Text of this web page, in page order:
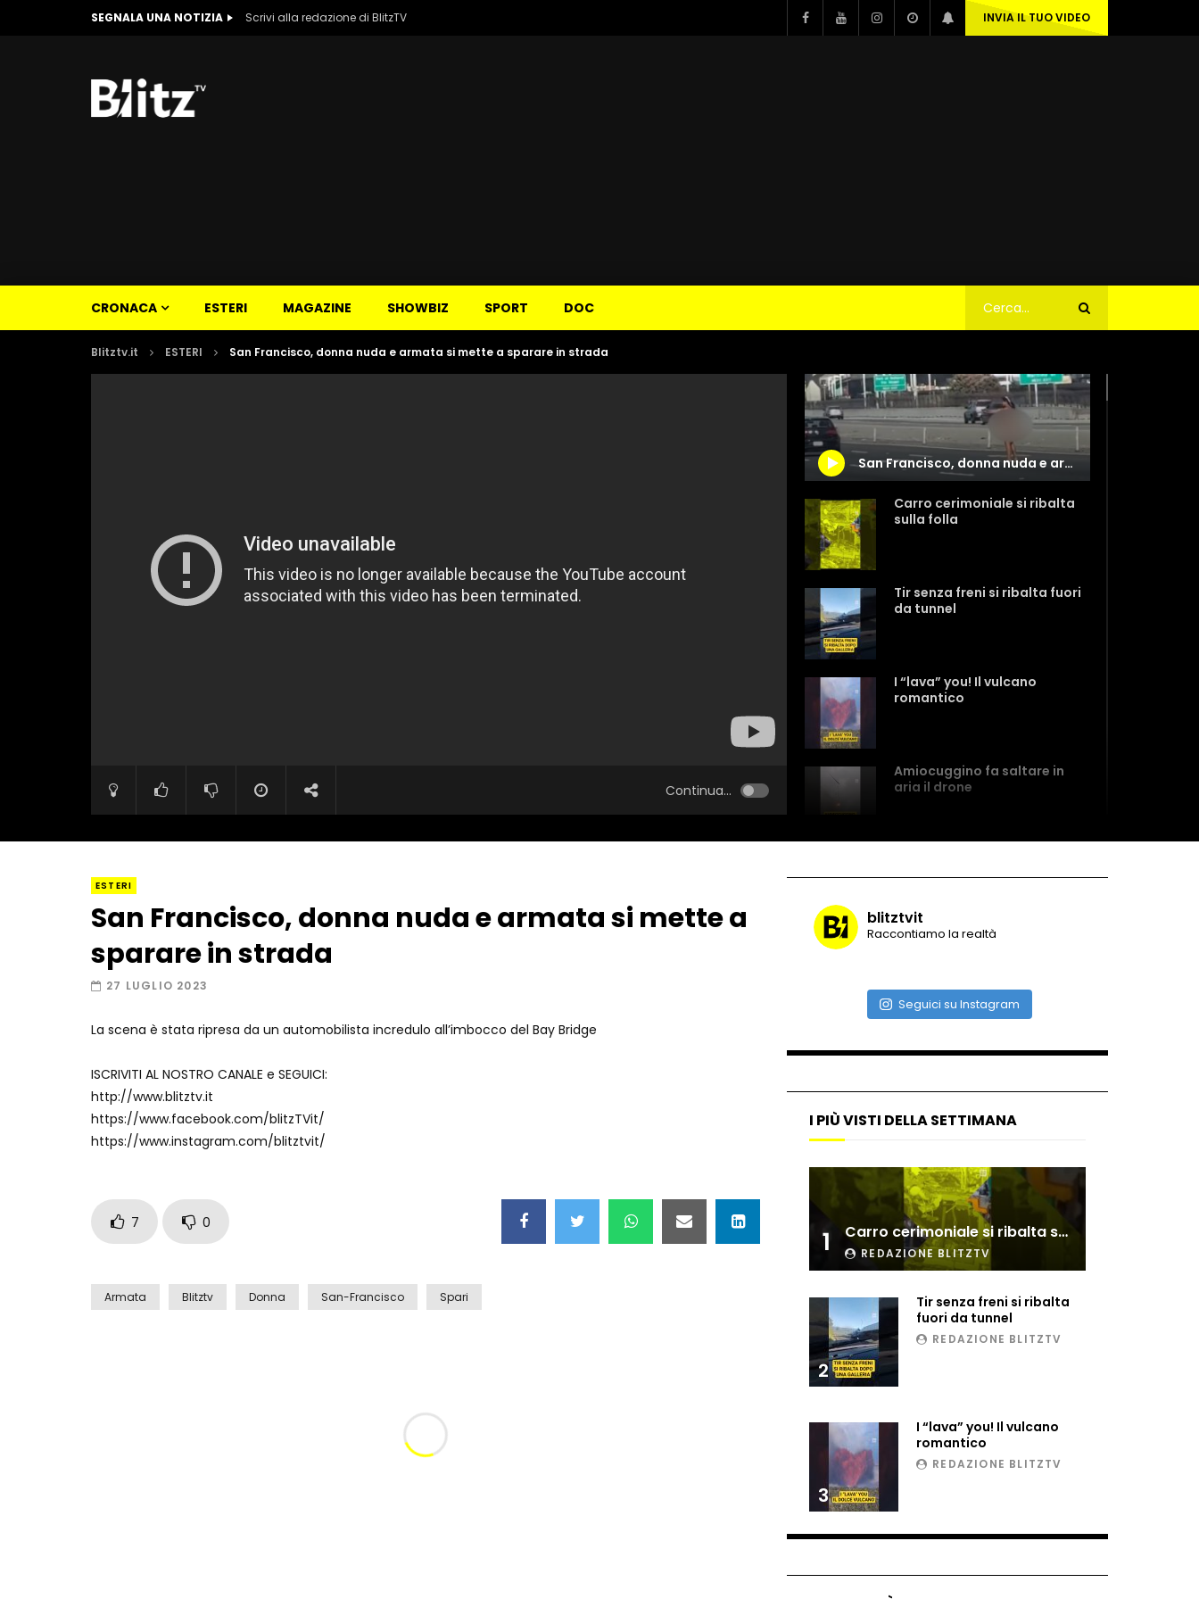
SEGNALA UNA NOTIZIA Scrivi alla redazione di BlitzTV INVIA IL TUO VIDEO
CRONACA ESTERI MAGAZINE SHOWBIZ SPORT DOC
Blitztv.it ESTERI San Francisco, donna nuda e armata si mette a sparare in strada
Continua...
San Francisco, donna nuda e armata si mette a sparare in strada
Carro cerimoniale si ribalta
sulla folla
Tir senza freni si ribalta fuori
da tunnel
I “lava” you! Il vulcano
romantico
Amiocuggino fa saltare in
aria il drone
dopo incidente
Nei casinò arriva il cambio
Esplode cabina elettrica
sotterranea
Grattacielo crolla per un
incendio
Ammiocuggino con la ruspa…
ESTERI
San Francisco, donna nuda e armata si mette a
sparare in strada
27 LUGLIO 2023
La scena è stata ripresa da un automobilista incredulo all’imbocco del Bay Bridge
ISCRIVITI AL NOSTRO CANALE e SEGUICI:
http://www.blitztv.it
https://www.facebook.com/blitzTVit/
https://www.instagram.com/blitztvit/
7 0
Armata Blitztv Donna San-Francisco Spari
blitztvit
Raccontiamo la realtà
Seguici su Instagram
I PIÙ VISTI DELLA SETTIMANA
1 Carro cerimoniale si ribalta sulla folla
REDAZIONE BLITZTV
2
Tir senza freni si ribalta
fuori da tunnel
REDAZIONE BLITZTV
3
I “lava” you! Il vulcano
romantico
REDAZIONE BLITZTV